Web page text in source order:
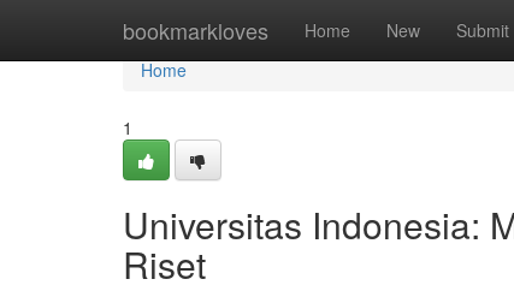
bookmarkloves Home New Submit
Home
Home
1
Universitas Indonesia:
Riset